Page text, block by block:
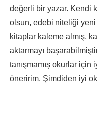
değerli bir yazar. Kendi
olsun, edebi niteliği yeni
kitaplar kaleme almış,
aktarmayı
tanışmamış okurlar için
öneririm. Şimdiden iyi